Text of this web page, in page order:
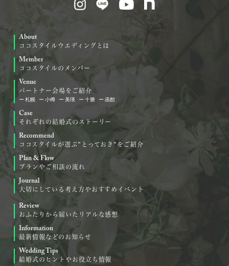
About
ココスタイルウエディングとは
Member
ココスタイルのメンバー
Venue
パートナー会場をご紹介
札幌 小樽 美瑛 十勝 函館
Case
それぞれの結婚式のストーリー
Recommend
ココスタイルが選ぶ“とっておき”をご紹介
Plan & Flow
プランやご相談の流れ
Journal
大切にしている考え方やおすすめイベント
Review
おふたりから届いたリアルな感想
Information
最新情報などのお知らせ
Wedding Tips
結婚式のヒントやお役立ち情報